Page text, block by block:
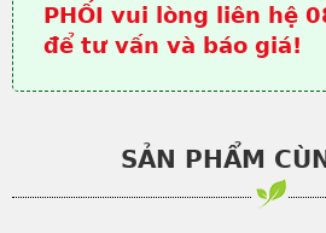
PHỐI vui lòng liên hệ
để tư vấn và báo giá!
SẢN PHẨM